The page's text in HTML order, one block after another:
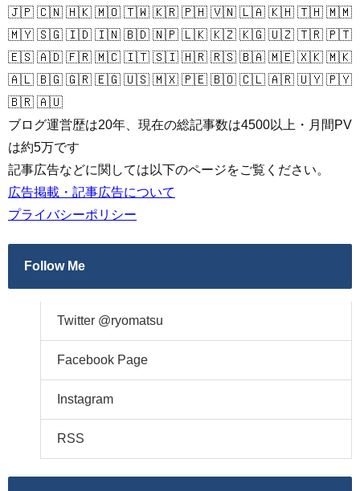
🇯🇵 🇨🇳 🇭🇰 🇲🇴 🇹🇼 🇰🇷 🇵🇭 🇻🇳 🇱🇦 🇰🇭 🇹🇭 🇲🇲
🇲🇾 🇸🇬 🇮🇩 🇮🇳 🇧🇩 🇳🇵 🇱🇰 🇰🇿 🇰🇬 🇺🇿 🇹🇷 🇵🇹
🇪🇸 🇦🇩 🇫🇷 🇲🇨 🇮🇹 🇸🇮 🇭🇷 🇷🇸 🇧🇦 🇲🇪 🇽🇰 🇲🇰
🇦🇱 🇧🇬 🇬🇷 🇪🇬 🇺🇸 🇲🇽 🇵🇪 🇧🇴 🇨🇱 🇦🇷 🇺🇾 🇵🇾
🇧🇷 🇦🇺
ブログ運営歴は20年、現在の総記事数は4500以上・月間PV
は約5万です
記事広告などに関しては以下のページをご覧ください。
広告掲載・記事広告について
プライバシーポリシー
Follow Me
Twitter @ryomatsu
Facebook Page
Instagram
RSS